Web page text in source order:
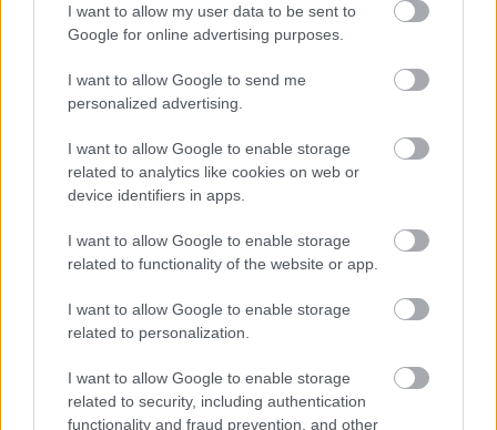
I want to allow my user data to be sent to
Google for online advertising purposes.
I want to allow Google to send me
personalized advertising.
I want to allow Google to enable storage
related to analytics like cookies on web or
device identifiers in apps.
I want to allow Google to enable storage
related to functionality of the website or app.
I want to allow Google to enable storage
related to personalization.
I want to allow Google to enable storage
related to security, including authentication
functionality and fraud prevention, and other
Sokak számára mégis szinkronszerepei révén a
és számos szórakoztató, ám nehéz szerepet. Az ő
magyar hangján szólalt meg Roger Moore, először
Bondként és a Minden lében két kanál című
sorozatban is (ebben a másik főszereplő, Tony Curtis
magyar hangja Sztankay István volt). Ez a karakter
szinte végigkísérte életét, néha hátráltatta is, hiába
bizonygatta, hogy nem teljesen úgy beszél, mint a
sorozatban, megesett, hogy egy-egy szereptől emiatt
esett el. A sorozat felújításakor a Láng-Sztankay
páros színházi elfoglaltságra hivatkozva lemondta a
szinkronizálást, ezért a forgalmazó új
szinkronhangokat keresett. A kísérlet kudarcba
fulladt, a rajongók visszakövetelték a megszokott
magyar hangokat.